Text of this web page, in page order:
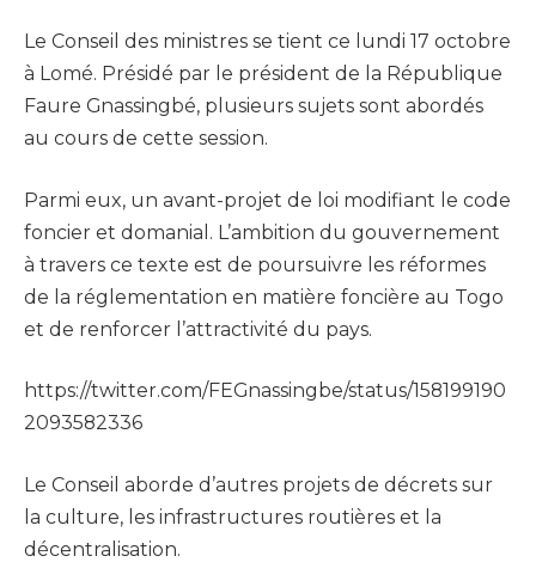
Le Conseil des ministres se tient ce lundi 17 octobre
à Lomé. Présidé par le président de la République
Faure Gnassingbé, plusieurs sujets sont abordés
au cours de cette session.
Parmi eux, un avant-projet de loi modifiant le code
foncier et domanial. L’ambition du gouvernement
à travers ce texte est de poursuivre les réformes
de la réglementation en matière foncière au Togo
et de renforcer l’attractivité du pays.
https://twitter.com/FEGnassingbe/status/158199190
2093582336
Le Conseil aborde d’autres projets de décrets sur
la culture, les infrastructures routières et la
décentralisation.